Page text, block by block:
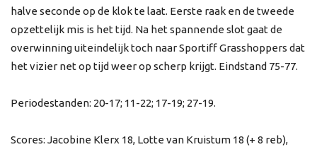
halve seconde op de klok te laat. Eerste raak en de tweede
opzettelijk mis is het tijd. Na het spannende slot gaat de
overwinning uiteindelijk toch naar Sportiff Grasshoppers dat
het vizier net op tijd weer op scherp krijgt. Eindstand 75-77.
Periodestanden: 20-17; 11-22; 17-19; 27-19.
Scores: Jacobine Klerx 18, Lotte van Kruistum 18 (+ 8 reb),